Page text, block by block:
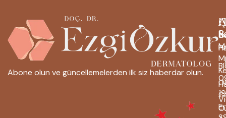
Abone olun ve güncellemelerden ilk siz haberdar olun.
-